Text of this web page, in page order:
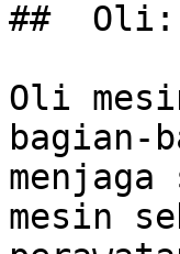
##  Oli:
Oli
bagian-
mesin